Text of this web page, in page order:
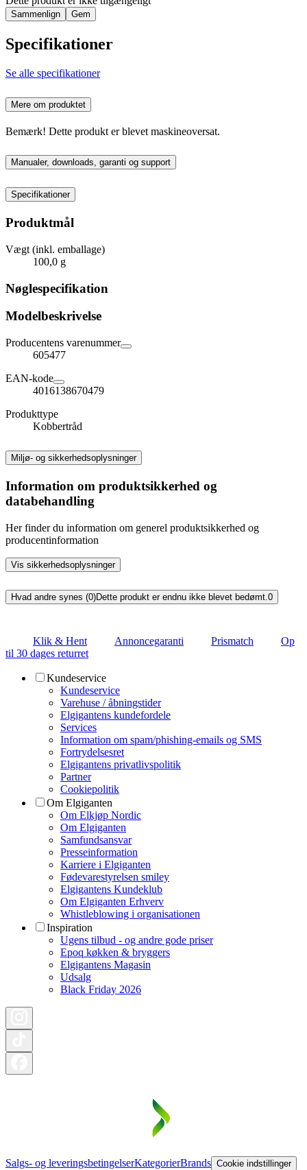
Sammenlign Gem
Specifikationer
Se alle specifikationer
Mere om produktet
Bemærk! Dette produkt er blevet maskineoversat.
Manualer, downloads, garanti og support
Specifikationer
Produktmål
Vægt (inkl. emballage)
100,0 g
Nøglespecifikation
Modelbeskrivelse
Producentens varenummer
605477
EAN-kode
4016138670479
Produkttype
Kobbertråd
Miljø- og sikkerhedsoplysninger
Information om produktsikkerhed og
databehandling
Her finder du information om generel produktsikkerhed og
producentinformation
Vis sikkerhedsoplysninger
Hvad andre synes (0)Dette produkt er endnu ikke blevet bedømt. 0
Klik & Hent Annoncegaranti Prismatch
Op
til 30 dages returret
Kundeservice
Kundeservice
Varehuse / åbningstider
Elgigantens kundefordele
Services
Information om spam/phishing-emails og SMS
Fortrydelsesret
Elgigantens privatlivspolitik
Partner
Cookiepolitik
Om Elgiganten
Om Elkjøp Nordic
Om Elgiganten
Samfundsansvar
Presseinformation
Karriere i Elgiganten
Fødevarestyrelsen smiley
Elgigantens Kundeklub
Om Elgiganten Erhverv
Whistleblowing i organisationen
Inspiration
Ugens tilbud - og andre gode priser
Epoq køkken & bryggers
Elgigantens Magasin
Udsalg
Black Friday 2026
Salgs- og leveringsbetingelserKategorierBrands Cookie indstillinger